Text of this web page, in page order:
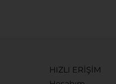
HIZLI ERİŞİM